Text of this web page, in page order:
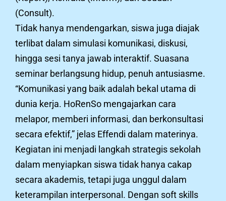
(Consult).
Tidak hanya mendengarkan, siswa juga diajak
terlibat dalam simulasi komunikasi, diskusi,
hingga sesi tanya jawab interaktif. Suasana
seminar berlangsung hidup, penuh antusiasme.
“Komunikasi yang baik adalah bekal utama di
dunia kerja. HoRenSo mengajarkan cara
melapor, memberi informasi, dan berkonsultasi
secara efektif,” jelas Effendi dalam materinya.
Kegiatan ini menjadi langkah strategis sekolah
dalam menyiapkan siswa tidak hanya cakap
secara akademis, tetapi juga unggul dalam
keterampilan interpersonal. Dengan soft skills